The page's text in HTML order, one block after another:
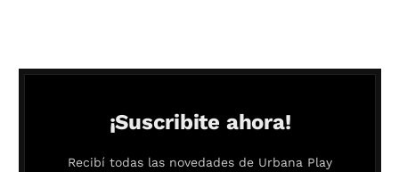
¡Suscribite ahora!
Recibí todas las novedades de Urbana Play